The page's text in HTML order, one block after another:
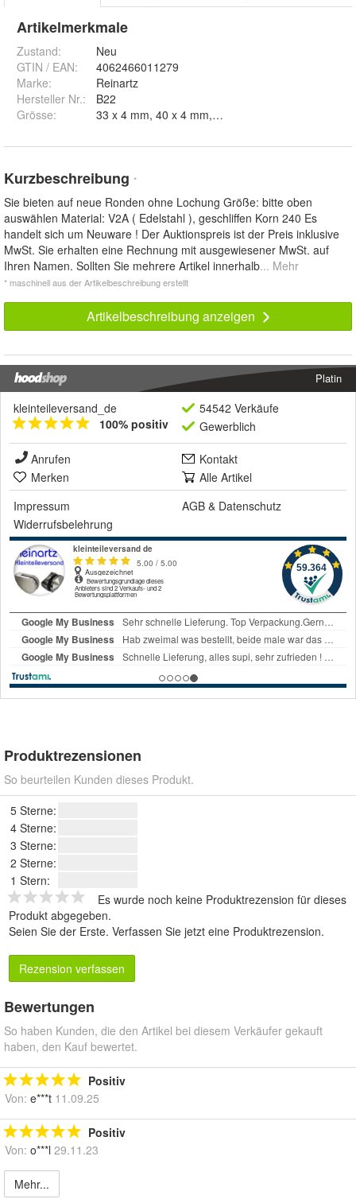
Artikelmerkmale
Zustand:
Neu
GTIN / EAN:
4062466011279
Marke:
Reinartz
Hersteller Nr.:
B22
Grösse: 33 x 4 mm, 40 x 4 mm, 42 x 4 mm, 45 x 4 mm, 48
Kurzbeschreibung *
Sie bieten auf neue Ronden ohne Lochung Größe: bitte oben
auswählen Material: V2A ( Edelstahl ), geschliffen Korn 240 Es
handelt sich um Neuware ! Der Auktionspreis ist der Preis inklusive
MwSt. Sie erhalten eine Rechnung mit ausgewiesener MwSt. auf
Ihren Namen. Sollten Sie mehrere Artikel innerhalb... Mehr
* maschinell aus der Artikelbeschreibung erstellt
Artikelbeschreibung anzeigen
Platin
kleinteileversand_de
100% positiv
54542 Verkäufe
Gewerblich
Anrufen
Kontakt
Merken
Alle Artikel
Impressum
AGB & Datenschutz
Widerrufsbelehrung
Produktrezensionen
So beurteilen Kunden dieses Produkt.
5 Sterne:
4 Sterne:
3 Sterne:
2 Sterne:
1 Stern:
Es wurde noch keine Produktrezension für dieses
Produkt abgegeben.
Seien Sie der Erste. Verfassen Sie jetzt eine Produktrezension.
Rezension verfassen
Bewertungen
So haben Kunden, die den Artikel bei diesem Verkäufer gekauft
haben, den Kauf bewertet.
Positiv
Von: e***t 11.09.25
Positiv
Von: o***l 29.11.23
Mehr...